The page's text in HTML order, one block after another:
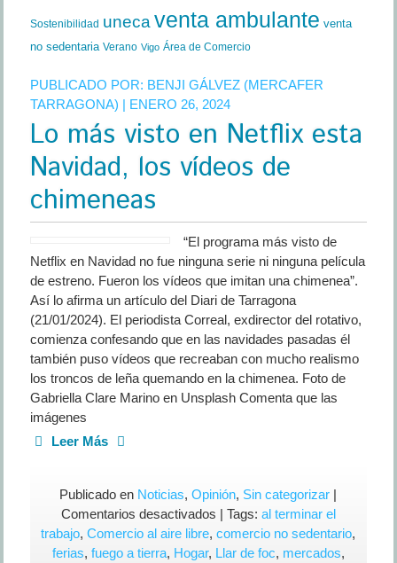
Sostenibilidad uneca venta ambulante venta
no sedentaria Verano Vigo Área de Comercio
PUBLICADO POR: BENJI GÁLVEZ (MERCAFER
TARRAGONA) | ENERO 26, 2024
Lo más visto en Netflix esta
Navidad, los vídeos de
chimeneas
“El programa más visto de
Netflix en Navidad no fue ninguna serie ni ninguna película
de estreno. Fueron los vídeos que imitan una chimenea”.
Así lo afirma un artículo del Diari de Tarragona
(21/01/2024). El periodista Correal, exdirector del rotativo,
comienza confesando que en las navidades pasadas él
también puso vídeos que recreaban con mucho realismo
los troncos de leña quemando en la chimenea. Foto de
Gabriella Clare Marino en Unsplash Comenta que las
imágenes
Leer Más
Publicado en Noticias,Opinión, Sin categorizar |
Comentarios desactivadosen
Lo
más
| Tags: al terminar el
trabajo,Comercio al aire libre,comercio no sedentario,
ferias, fuego a tierra, Hogar, Llar de foc, mercados,